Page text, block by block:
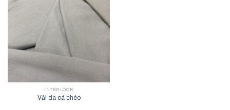
Add to
wishlist
INTERLOCK
Vải da cá chéo